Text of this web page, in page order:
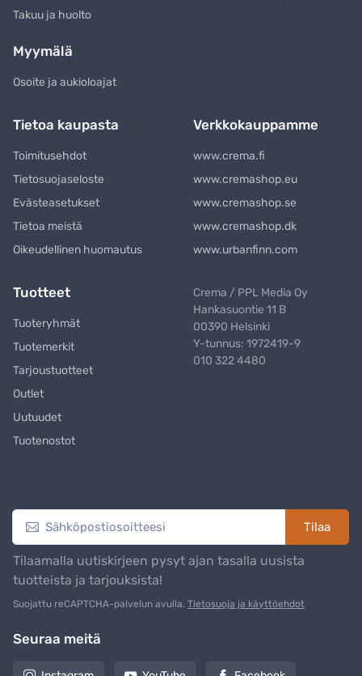
Takuu ja huolto
Myymälä
Osoite ja aukioloajat
Tietoa kaupasta
Toimitusehdot
Tietosuojaseloste
Evästeasetukset
Tietoa meistä
Oikeudellinen huomautus
Verkkokauppamme
www.crema.fi
www.cremashop.eu
www.cremashop.se
www.cremashop.dk
www.urbanfinn.com
Tuotteet
Tuoteryhmät
Tuotemerkit
Tarjoustuotteet
Outlet
Uutuudet
Tuotenostot
Crema / PPL Media Oy
Hankasuontie 11 B
00390 Helsinki
Y-tunnus: 1972419-9
010 322 4480
Tilaa
Tilaamalla uutiskirjeen pysyt ajan tasalla uusista
tuotteista ja tarjouksista!
Suojattu reCAPTCHA-palvelun avulla. Tietosuoja ja käyttöehdot
Seuraa meitä